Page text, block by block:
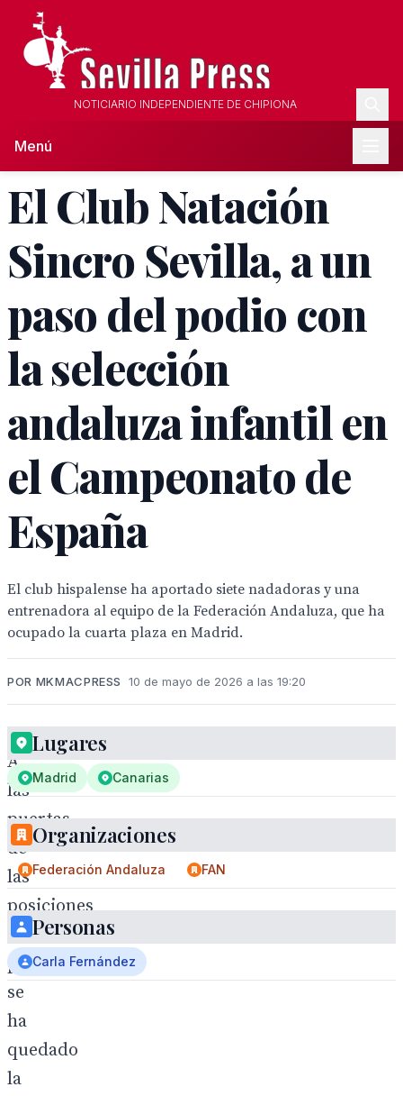
NOTICIARIO INDEPENDIENTE DE CHIPIONA
Menú
El Club Natación
Sincro Sevilla, a un
paso del podio con
la selección
andaluza infantil en
el Campeonato de
España
El club hispalense ha aportado siete nadadoras y una
entrenadora al equipo de la Federación Andaluza, que ha
ocupado la cuarta plaza en Madrid.
POR MKMACPRESS 10 de mayo de 2026 a las 19:20
A
las
puertas
de
las
posiciones
de
privilegio
se
ha
quedado
la
Lugares
Madrid Canarias
Organizaciones
Federación Andaluza FAN
Personas
Carla Fernández